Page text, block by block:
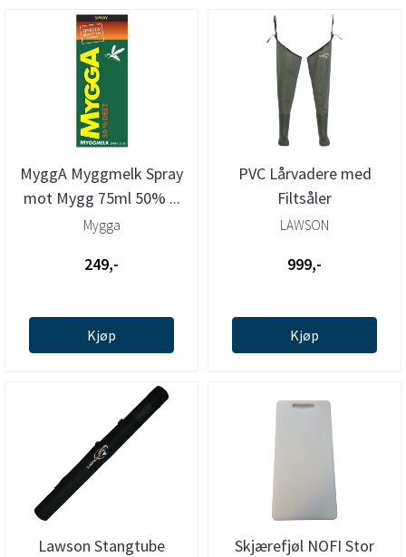
MyggA Myggmelk Spray
mot Mygg 75ml 50% ...
Mygga
249,-
Kjøp
PVC Lårvadere med
Filtsåler
LAWSON
999,-
Kjøp
Lawson Stangtube
Skjærefjøl NOFI Stor